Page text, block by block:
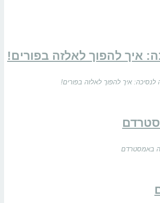
איך להפוך לאלזה בפורים!
לנסיכה: איך להפוך לאלזה בפורים!
באמסטרדם